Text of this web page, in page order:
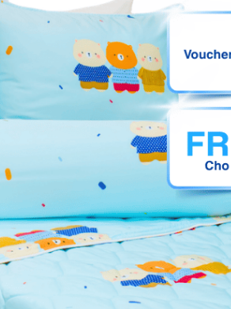
vào
ảnh hưởng các đường thêu ở mặt
nhiệt độ tốt nhất. Đặc biệt lưu ý
lệch 3%-5% về màu sắc, ánh sáng